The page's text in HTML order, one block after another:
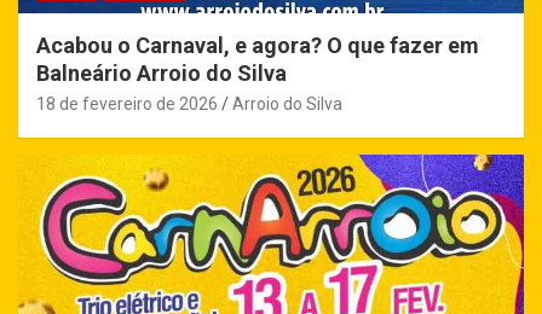
Acabou o Carnaval, e agora? O que fazer em
Balneário Arroio do Silva
18 de fevereiro de 2026 Arroio do Silva